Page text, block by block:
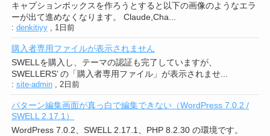
キャプションボックスを作ろうとすると以下の画像のようなエラ
ーが出て進めなくなります。 Claude,Cha...
: denkitiyy, 1日前
購入者専用ファイルが表示されません
SWELLを購入し、テーマの認証も完了していますが、
SWELLERS’ の「購入者専用ファイル」が表示されませ...
: site-admin, 2日前
パターン編集画面が真っ白で編集できない（WordPress 7.0.2 /
SWELL 2.17.1）
WordPress 7.0.2、SWELL 2.17.1、PHP 8.2.30 の環境です。